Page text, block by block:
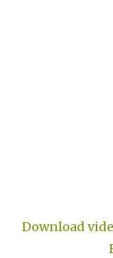
Download